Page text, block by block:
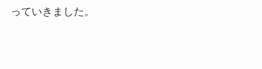
っていきました。